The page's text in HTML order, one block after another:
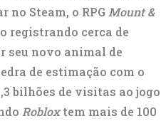
Steam, o RPG Mount &
registrando cerca de
seu novo animal de
de estimação com o
bilhões de visitas ao jogo
Robloxtem mais de 100